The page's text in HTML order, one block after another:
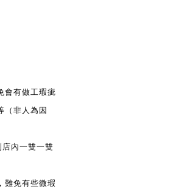
會有做工瑕疵
（非人為因
內一雙一雙
難免有些微瑕